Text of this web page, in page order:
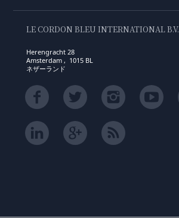
LE CORDON BLEU INTERNATIONAL B.V.
Herengracht 28
Amsterdam , 1015 BL
ネザーランド